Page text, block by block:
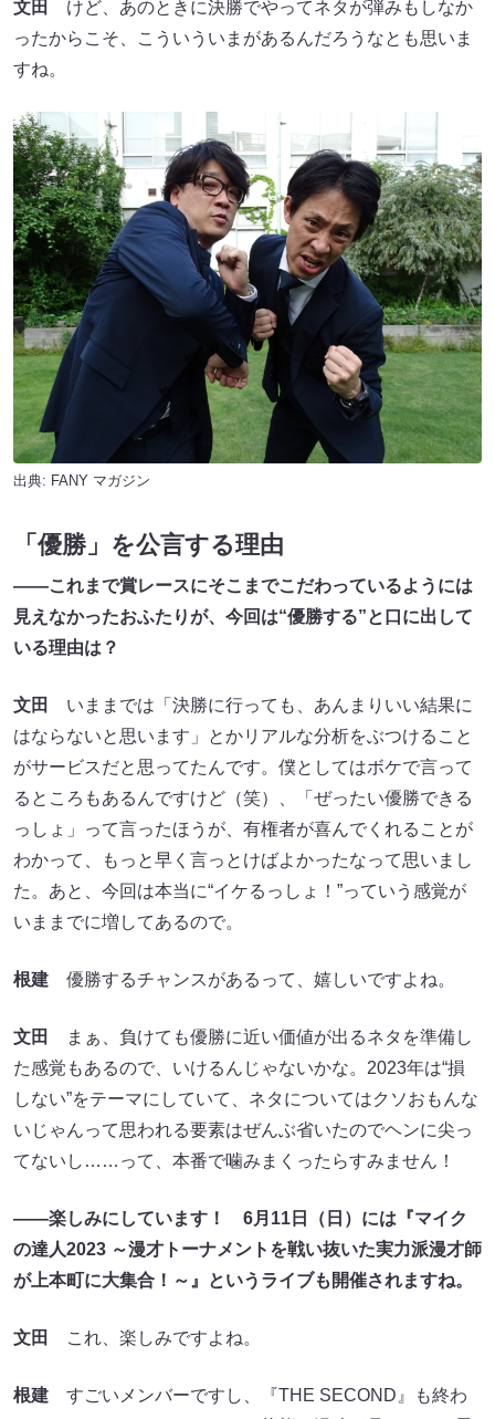
文田
けど、あのときに決勝でやってネタが弾みもしなか
ったからこそ、こういういまがあるんだろうなとも思いま
すね。
出典: FANY マガジン
「優勝」を公言する理由
――これまで賞レースにそこまでこだわっているようには
見えなかったおふたりが、今回は“優勝する”と口に出して
いる理由は？
文田
いままでは「決勝に行っても、あんまりいい結果に
はならないと思います」とかリアルな分析をぶつけること
がサービスだと思ってたんです。僕としてはボケで言って
るところもあるんですけど（笑）、「ぜったい優勝できる
っしょ」って言ったほうが、有権者が喜んでくれることが
わかって、もっと早く言っとけばよかったなって思いまし
た。あと、今回は本当に“イケるっしょ！”っていう感覚が
いままでに増してあるので。
根建 優勝するチャンスがあるって、嬉しいですよね。
文田
まぁ、負けても優勝に近い価値が出るネタを準備し
た感覚もあるので、いけるんじゃないかな。2023年は“損
しない”をテーマにしていて、ネタについてはクソおもんな
いじゃんって思われる要素はぜんぶ省いたのでヘンに尖っ
てないし……って、本番で噛みまくったらすみません！
――楽しみにしています！ 6月11日（日）には『マイク
の達人2023 ～漫才トーナメントを戦い抜いた実力派漫才師
が上本町に大集合！～』というライブも開催されますね。
文田 これ、楽しみですよね。
根建 すごいメンバーですし、『THE SECOND』も終わ